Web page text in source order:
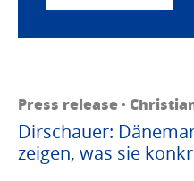
Press release ·
Dirschauer:
zeigen, was sie